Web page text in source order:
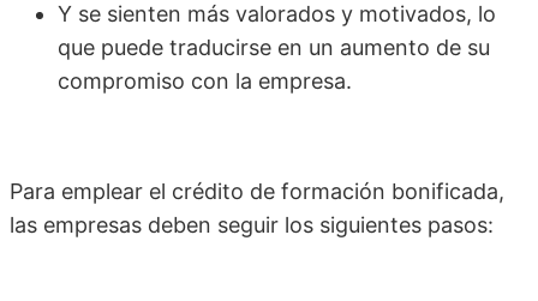
Y se sienten más valorados y motivados, lo
que puede traducirse en un aumento de su
compromiso con la empresa.
Para emplear el crédito de formación bonificada,
las empresas deben seguir los siguientes pasos: